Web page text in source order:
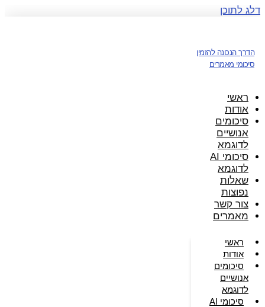
דלג לתוכן
הדרך הנכונה להזמין
סיכומי מאמרים
ראשי
אודות
סיכומים
אנושיים
לדוגמא
סיכומי AI
לדוגמא
שאלות
נפוצות
צור קשר
מאמרים
ראשי
אודות
סיכומים
אנושיים
לדוגמא
סיכומי AI